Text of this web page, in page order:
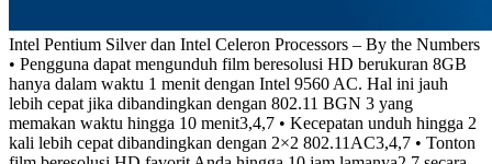
Intel Pentium Silver dan Intel Celeron Processors – By the Numbers
• Pengguna dapat mengunduh film beresolusi HD berukuran 8GB
hanya dalam waktu 1 menit dengan Intel 9560 AC. Hal ini jauh
lebih cepat jika dibandingkan dengan 802.11 BGN 3 yang
memakan waktu hingga 10 menit3,4,7 • Kecepatan unduh hingga 2
kali lebih cepat dibandingkan dengan 2×2 802.11AC3,4,7 • Tonton